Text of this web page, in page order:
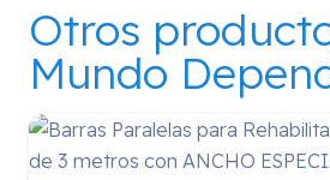
Otros
Mundo